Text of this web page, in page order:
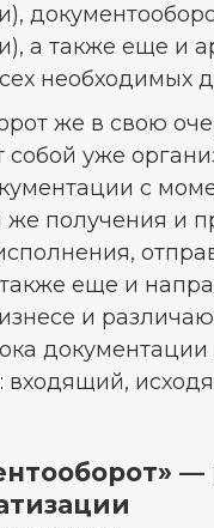
а также еще и
необходимых
же в свою
собой уже
с
же получения и
еще и
и
документации
входящий,